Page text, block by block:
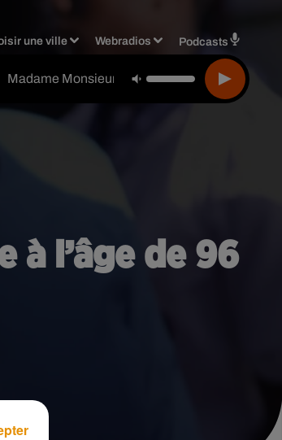
une ville Webradios Podcasts
Madame Monsieur
à l’âge de 96